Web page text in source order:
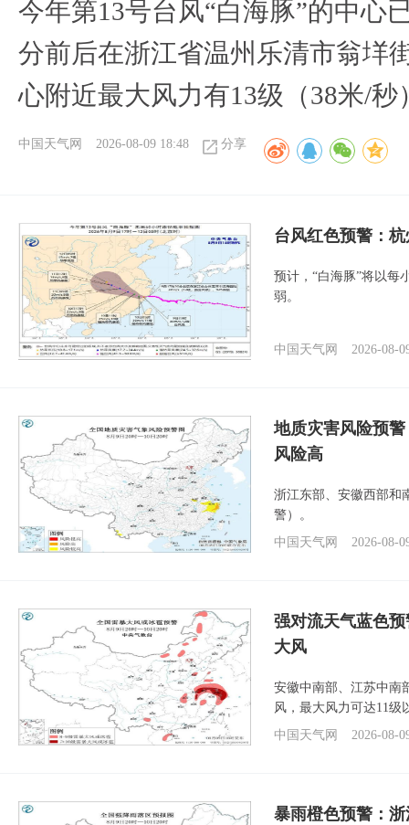
今年第13号台风“白海豚”的中心
分前后在浙江省温州乐清市翁垟
心附近最大风力有13级（38米/秒
中国天气网 2026-08-09 18:48 分享
台风红色预警：
预计，“白海豚”将以每
弱。
中国天气网 2026-08-
地质灾害风险预
风险高
浙江东部、安徽西部和
警）。
中国天气网
2026-08-
强对流天气蓝色
大风
安徽中南部、江苏中南
风，最大风力可达11级
中国天气网
2026-08-
暴雨橙色预警：